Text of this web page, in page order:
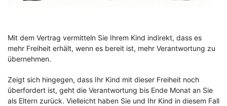
Mit dem Vertrag vermitteln Sie Ihrem Kind indirekt, dass es
mehr Freiheit erhält, wenn es bereit ist, mehr Verantwortung zu
übernehmen.
Zeigt sich hingegen, dass Ihr Kind mit dieser Freiheit noch
überfordert ist, geht die Verantwortung bis Ende Monat an Sie
als Eltern zurück. Vielleicht haben Sie und Ihr Kind in diesem Fall